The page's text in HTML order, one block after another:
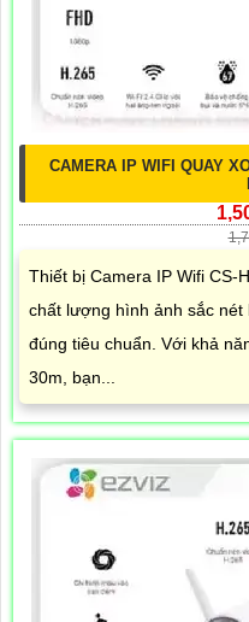
CAMERA IP WIFI QUAY
Thiết bị Camera IP Wifi CS-
chất lượng hình ảnh sắc
đúng tiêu chuẩn. Với khả
30m, bạn...